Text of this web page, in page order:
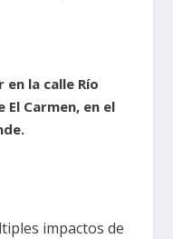
la calle Río
El Carmen, en el
impactos de